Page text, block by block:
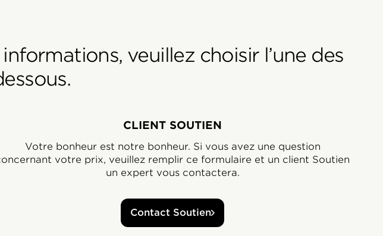
veuillez choisir l’une des
CLIENT SOUTIEN
Votre bonheur est notre bonheur. Si vous avez une question
votre prix, veuillez remplir ce formulaire et un client Soutien
un expert vous contactera.
Contact Soutien